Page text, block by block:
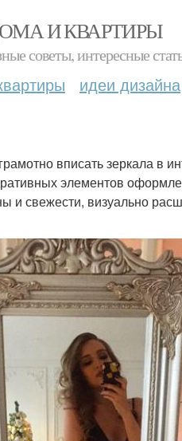
И КВАРТИРЫ
советы, интересные
идеи дизайна
вписать зеркала в
элементов
и свежести, визуально